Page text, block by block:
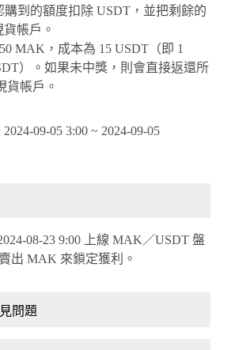
購到的額度扣除 USDT，並把剩餘的
帳戶。
MAK，成本為 15 USDT（即 1
）。如果未中獎，則會直接返還所
貨帳戶。
2024-09-05 3:00 ~ 2024-09-05
08-23 9:00 上線 MAK／USDT 盤
出 MAK 來鎖定獲利。
問題